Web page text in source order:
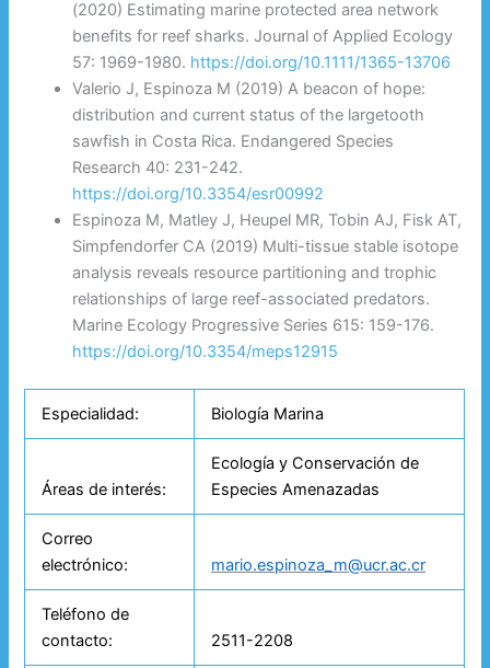
(2020) Estimating marine protected area network
benefits for reef sharks. Journal of Applied Ecology
57: 1969-1980. https://doi.org/10.1111/1365-13706
Valerio J, Espinoza M (2019) A beacon of hope:
distribution and current status of the largetooth
sawfish in Costa Rica. Endangered Species
Research 40: 231-242.
https://doi.org/10.3354/esr00992
Espinoza M, Matley J, Heupel MR, Tobin AJ, Fisk AT,
Simpfendorfer CA (2019) Multi-tissue stable isotope
analysis reveals resource partitioning and trophic
relationships of large reef-associated predators.
Marine Ecology Progressive Series 615: 159-176.
https://doi.org/10.3354/meps12915
Especialidad: Biología Marina
Áreas de interés:
Ecología y Conservación de
Especies Amenazadas
Correo
electrónico:
mario.espinoza_m@ucr.ac.cr
Teléfono de
contacto:
2511-2208